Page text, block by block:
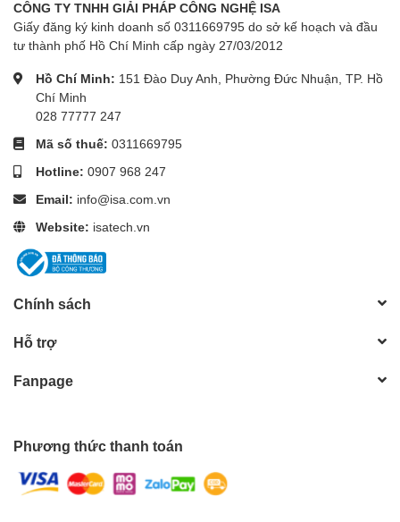
CÔNG TY TNHH GIẢI PHÁP CÔNG NGHỆ ISA
Giấy đăng ký kinh doanh số 0311669795 do sở kế hoạch và đầu
tư thành phố Hồ Chí Minh cấp ngày 27/03/2012
Hồ Chí Minh: 151 Đào Duy Anh, Phường Đức Nhuận, TP. Hồ
Chí Minh
028 77777 247
Mã số thuế: 0311669795
Hotline: 0907 968 247
Email: info@isa.com.vn
Website: isatech.vn
Chính sách
Hỗ trợ
Fanpage
Phương thức thanh toán